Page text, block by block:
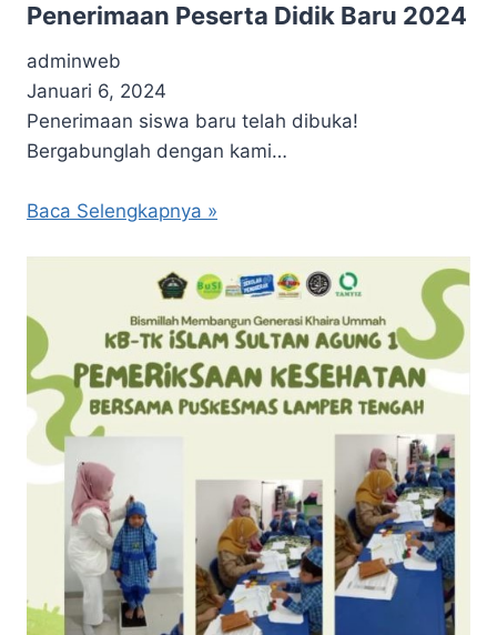
Penerimaan Peserta Didik Baru 2024
adminweb
Januari 6, 2024
Penerimaan siswa baru telah dibuka!
Bergabunglah dengan kami…
Baca Selengkapnya »